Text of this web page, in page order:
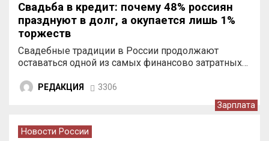
Свадьба в кредит: почему 48% россиян
празднуют в долг, а окупается лишь 1%
торжеств
Свадебные традиции в России продолжают
оставаться одной из самых финансово затратных…
РЕДАКЦИЯ 3306
Зарплата
Новости России